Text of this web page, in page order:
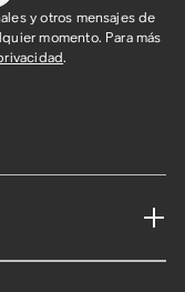
y otros mensajes de
momento. Para más
.